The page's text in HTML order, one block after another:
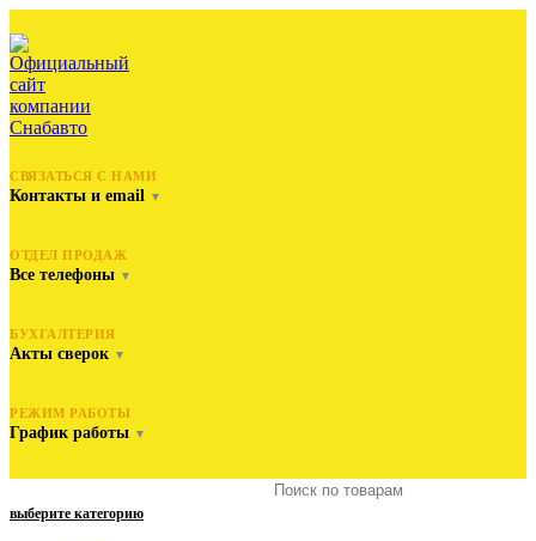
СВЯЗАТЬСЯ С НАМИ
Контакты и email ▼
ОТДЕЛ ПРОДАЖ
Все телефоны ▼
БУХГАЛТЕРИЯ
Акты сверок ▼
РЕЖИМ РАБОТЫ
График работы ▼
выберите категорию